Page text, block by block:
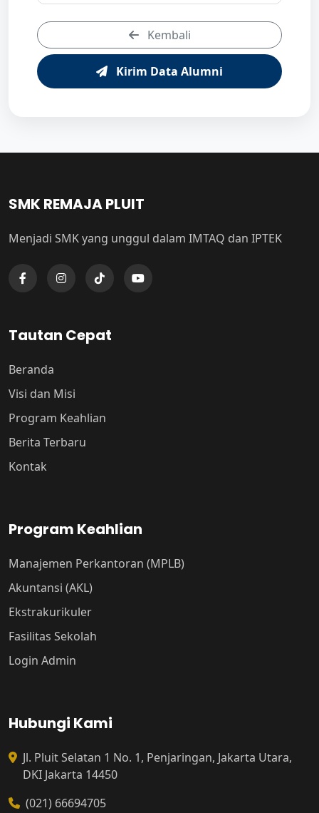
Kembali
Kirim Data Alumni
SMK REMAJA PLUIT
Menjadi SMK yang unggul dalam IMTAQ dan IPTEK
Tautan Cepat
Beranda
Visi dan Misi
Program Keahlian
Berita Terbaru
Kontak
Program Keahlian
Manajemen Perkantoran (MPLB)
Akuntansi (AKL)
Ekstrakurikuler
Fasilitas Sekolah
Login Admin
Hubungi Kami
Jl. Pluit Selatan 1 No. 1, Penjaringan, Jakarta Utara,
DKI Jakarta 14450
(021) 66694705